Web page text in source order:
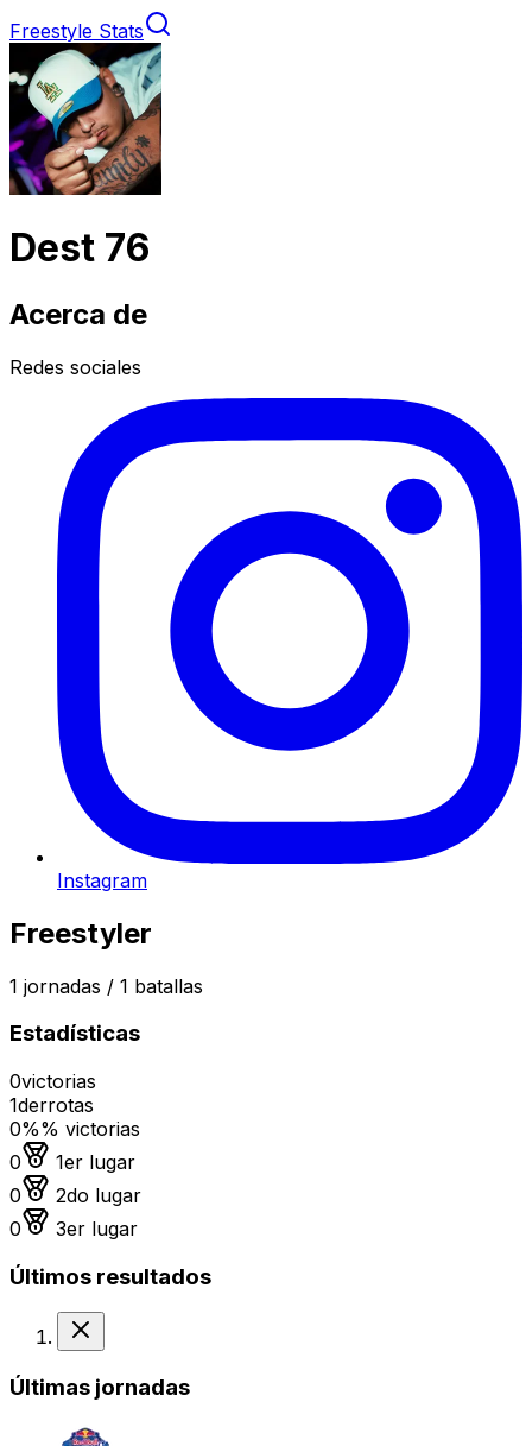
Freestyle Stats
Dest 76
Acerca de
Redes sociales
Instagram
Freestyler
1 jornadas / 1 batallas
Estadísticas
0victorias
1derrotas
0%% victorias
0
Medalla de oro
1er lugar
0
Medalla de plata
2do lugar
0
Medalla de bronce
3er lugar
Últimos resultados
Últimas jornadas